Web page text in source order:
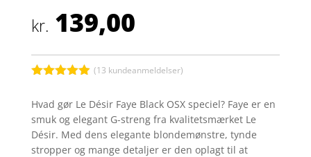
kr. 139,00
ud af 5
baseret på
kundebedøm
melser
(13 kundeanmeldelser)
Hvad gør Le Désir Faye Black OSX speciel? Faye er en
smuk og elegant G-streng fra kvalitetsmærket Le
Désir. Med dens elegante blondemønstre, tynde
stropper og mange detaljer er den oplagt til at